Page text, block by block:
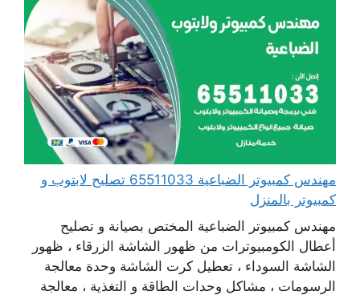
مهندس كمبيوتر الضباعية 65511033 تصليح لابتوب و
كمبيوتر بالمنزل
مهندس كمبيوتر الضباعية المختص بصيانة و تصليح
أعطال الكومبيوترات من ظهور الشاشة الزرقاء ، ظهور
الشاشة السوداء ، تعطيل كرت الشاشة وحدة معالجة
الرسومات ، مشاكل وحدات الطاقة و التغذية ، معالجة